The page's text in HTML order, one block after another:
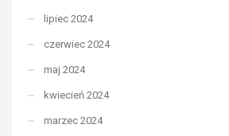
lipiec 2024
czerwiec 2024
maj 2024
kwiecień 2024
marzec 2024